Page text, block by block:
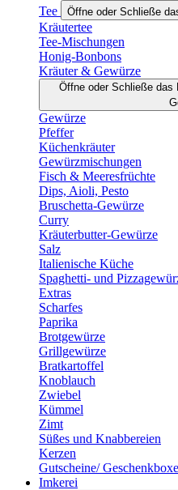
Tee
Öffne oder Schließe
Kräutertee
Tee-Mischungen
Honig-Bonbons
Kräuter & Gewürze
Öffne oder Schließe das
Gewürze
Pfeffer
Küchenkräuter
Gewürzmischungen
Fisch & Meeresfrüchte
Dips, Aioli, Pesto
Bruschetta-Gewürze
Curry
Kräuterbutter-Gewürze
Salz
Italienische Küche
Spaghetti- und
Extras
Scharfes
Paprika
Brotgewürze
Grillgewürze
Bratkartoffel
Knoblauch
Zwiebel
Kümmel
Zimt
Süßes und Knabbereien
Kerzen
Gutscheine/
Imkerei